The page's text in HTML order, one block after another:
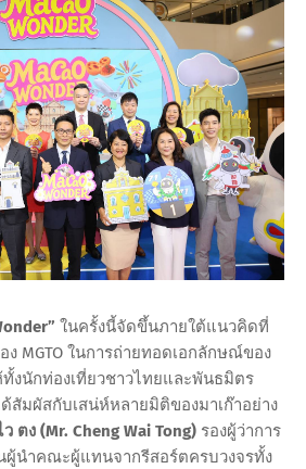
ในครั้งนี้จัดขึ้นภายใต้แนวคิดที่
MGTO ในการถ่ายทอดเอกลักษณ์ของ
งนักท่องเที่ยวชาวไทยและพันธมิตร
สัมผัสกับเสน่ห์หลายมิติของมาเก๊าอย่าง
ว ตง (Mr. Cheng Wai Tong) รองผู้ว่าการ
นผู้นำคณะผู้แทนจากรีสอร์ตครบวงจรทั้ง